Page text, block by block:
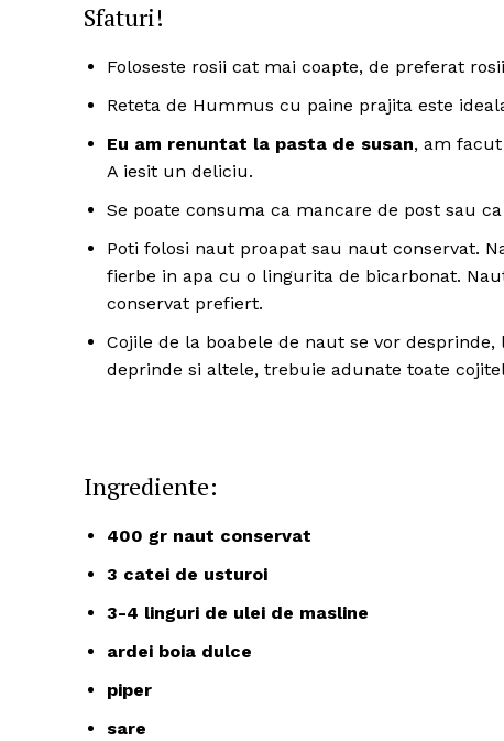
Sfaturi!
Foloseste rosii cat mai coapte, de preferat
Reteta de Hummus cu paine prajita este
Eu am renuntat la pasta de susan, am
A iesit un deliciu.
Se poate consuma ca mancare de post sau
Poti folosi naut proapat sau naut conservat.
fierbe in apa cu o lingurita de bicarbonat.
conservat prefiert.
Cojile de la boabele de naut se vor
deprinde si altele, trebuie adunate toate
Ingrediente:
400 gr naut conservat
3 catei de usturoi
3-4 linguri de ulei de masline
ardei boia dulce
piper
sare